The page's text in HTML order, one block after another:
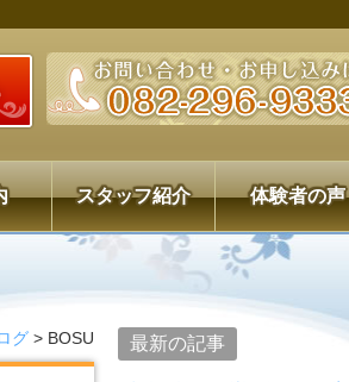
スタッフ紹介 体験者の声
グ > BOSU 最新の記事